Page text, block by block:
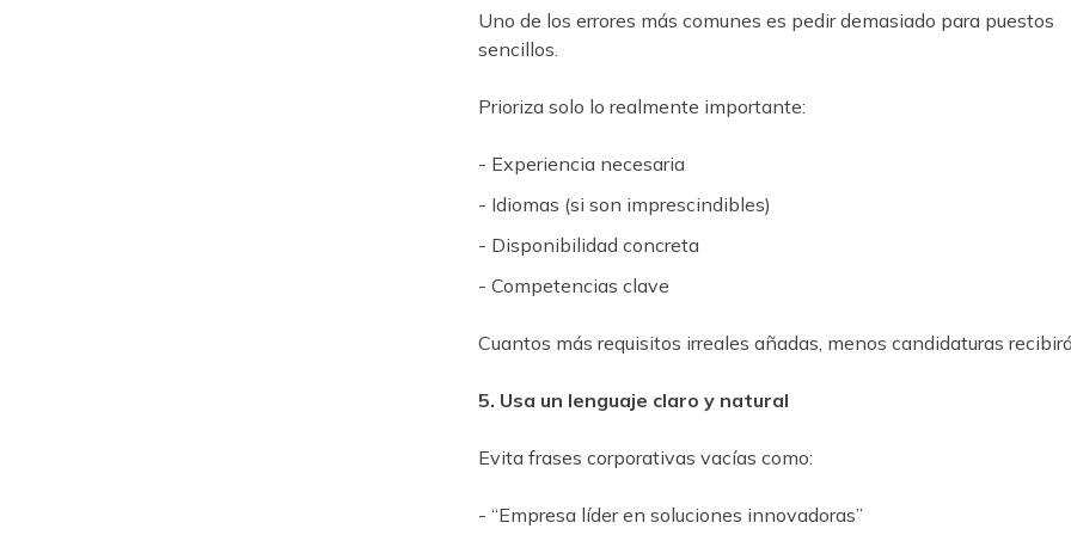
Uno de los errores más comunes es pedir demasiado para puestos
sencillos.
Prioriza solo lo realmente importante:
- Experiencia necesaria
- Idiomas (si son imprescindibles)
- Disponibilidad concreta
- Competencias clave
Cuantos más requisitos irreales añadas, menos candidaturas
5. Usa un lenguaje claro y natural
Evita frases corporativas vacías como:
- “Empresa líder en soluciones innovadoras”